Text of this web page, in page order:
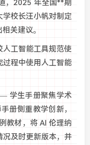
，2025 年全国**期
校长汪小帆对制定
关建议。
工智能工具规范使
过程中使用人工智能
学生手册聚焦学术
册侧重教学创新，
教材，将 AI 伦理纳
及时更新版本，并